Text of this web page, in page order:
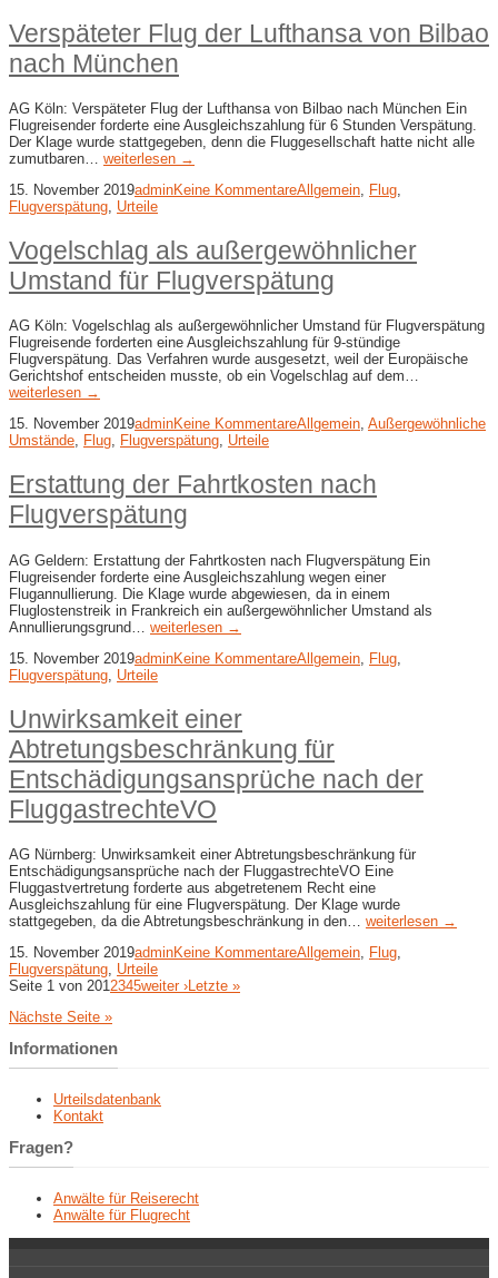
Verspäteter Flug der Lufthansa von Bilbao
nach München
AG Köln: Verspäteter Flug der Lufthansa von Bilbao nach München Ein
Flugreisender forderte eine Ausgleichszahlung für 6 Stunden Verspätung.
Der Klage wurde stattgegeben, denn die Fluggesellschaft hatte nicht alle
zumutbaren… weiterlesen →
15. November 2019adminKeine KommentareAllgemein, Flug,
Flugverspätung, Urteile
Vogelschlag als außergewöhnlicher
Umstand für Flugverspätung
AG Köln: Vogelschlag als außergewöhnlicher Umstand für Flugverspätung
Flugreisende forderten eine Ausgleichszahlung für 9-stündige
Flugverspätung. Das Verfahren wurde ausgesetzt, weil der Europäische
Gerichtshof entscheiden musste, ob ein Vogelschlag auf dem…
weiterlesen →
15. November 2019adminKeine KommentareAllgemein, Außergewöhnliche
Umstände, Flug, Flugverspätung, Urteile
Erstattung der Fahrtkosten nach
Flugverspätung
AG Geldern: Erstattung der Fahrtkosten nach Flugverspätung Ein
Flugreisender forderte eine Ausgleichszahlung wegen einer
Flugannullierung. Die Klage wurde abgewiesen, da in einem
Fluglostenstreik in Frankreich ein außergewöhnlicher Umstand als
Annullierungsgrund… weiterlesen →
15. November 2019adminKeine KommentareAllgemein Flug
Flugverspätung Urteile
Unwirksamkeit einer
Abtretungsbeschränkung für
Entschädigungsansprüche nach der
FluggastrechteVO
AG Nürnberg: Unwirksamkeit einer Abtretungsbeschränkung für
Entschädigungsansprüche nach der FluggastrechteVO Eine
Fluggastvertretung forderte aus abgetretenem Recht eine
Ausgleichszahlung für eine Flugverspätung. Der Klage wurde
stattgegeben, da die Abtretungsbeschränkung in den… weiterlesen →
15. November 2019adminKeine KommentareAllgemein Flug
Flugverspätung Urteile
Seite 1 von 201 2345weiter ›Letzte »
Nächste Seite »
Informationen
Urteilsdatenbank
Kontakt
Fragen?
Anwälte für Reiserecht
Anwälte für Flugrecht